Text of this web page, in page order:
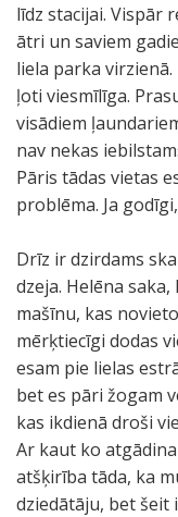
līdz stacijai. Vispār
ātri un saviem
liela parka
ļoti viesmīlīga.
visādiem
nav nekas
Pāris tādas vietas
problēma. Ja
Drīz ir dzirdams
dzeja. Helēna
mašīnu, kas
mērķtiecīgi dodas
esam pie lielas
bet es pāri žogam
kas ikdienā droši
Ar kaut ko
atšķirība tāda, ka
dziedātāju, bet šeit